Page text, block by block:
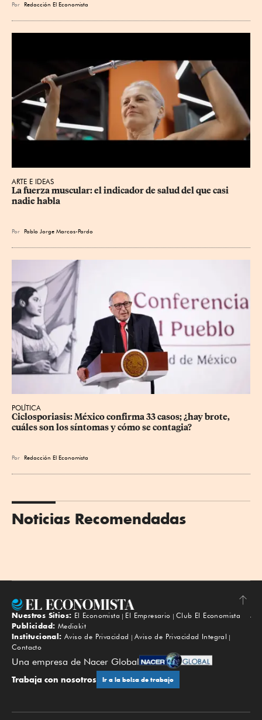
Por Redacción El Economista
ARTE E IDEAS
La fuerza muscular: el indicador de salud del que casi
nadie habla
Por Pablo Jorge Marcos-Pardo
POLÍTICA
Ciclosporiasis: México confirma 33 casos; ¿hay brote,
cuáles son los síntomas y cómo se contagia?
Por Redacción El Economista
Noticias Recomendadas
Subir
Nuestros Sitios: El Economista El Empresario
Club El Economista
Publicidad: Mediakit
Institucional: Aviso de Privacidad
Aviso de Privacidad Integral
Contacto
Una empresa de Nacer Global
Trabaja con nosotros Ir a la bolsa de trabajo